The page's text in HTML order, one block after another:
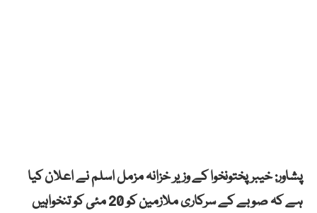
پشاور: خیبر پختونخوا کے وزیر خزانہ مزمل اسلم نے اعلان کیا
ہے کہ صوبے کے سرکاری ملازمین کو 20 مئی کو تنخواہیں